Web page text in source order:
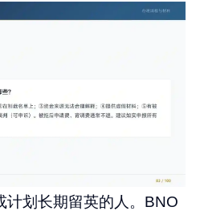
计划长期留英的人。BNO